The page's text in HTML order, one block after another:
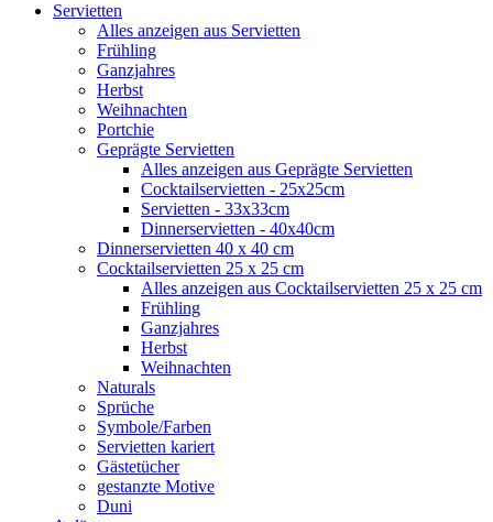
Servietten
Alles anzeigen aus Servietten
Frühling
Ganzjahres
Herbst
Weihnachten
Portchie
Geprägte Servietten
Alles anzeigen aus Geprägte Servietten
Cocktailservietten - 25x25cm
Servietten - 33x33cm
Dinnerservietten - 40x40cm
Dinnerservietten 40 x 40 cm
Cocktailservietten 25 x 25 cm
Alles anzeigen aus Cocktailservietten 25 x 25 cm
Frühling
Ganzjahres
Herbst
Weihnachten
Naturals
Sprüche
Symbole/Farben
Servietten kariert
Gästetücher
gestanzte Motive
Duni